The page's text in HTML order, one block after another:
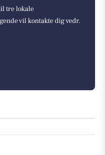
tre lokale
vil kontakte dig vedr.